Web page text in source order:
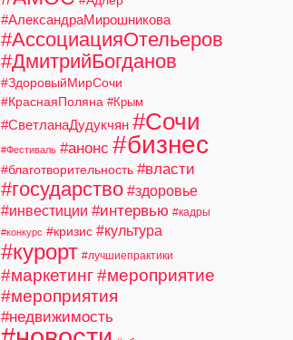
#АлександраМирошникова
#АссоциацияОтельеров
#ДмитрийБогданов
#ЗдоровыйМирСочи
#КраснаяПоляна #Крым
#СветланаДудукчян #Сочи
#Фестиваль #анонс #бизнес
#благотворительность #власти
#государство #здоровье
#инвестиции #интервью #кадры
#конкурс #кризис #культура
#курорт #лучшиепрактики
#маркетинг #мероприятие
#мероприятия
#недвижимость